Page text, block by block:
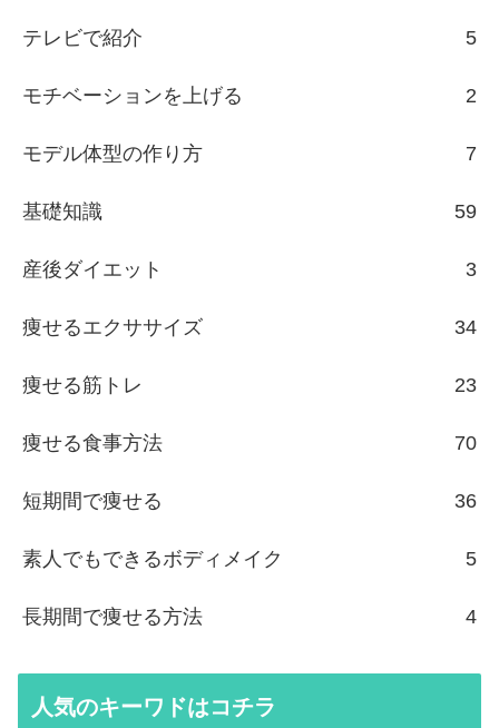
テレビで紹介 5
モチベーションを上げる 2
モデル体型の作り方 7
基礎知識 59
産後ダイエット 3
痩せるエクササイズ 34
痩せる筋トレ 23
痩せる食事方法 70
短期間で痩せる 36
素人でもできるボディメイク 5
長期間で痩せる方法 4
人気のキーワドはコチラ